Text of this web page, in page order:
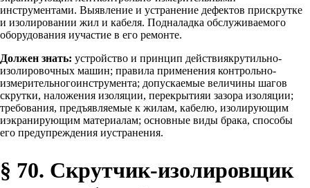
инструментами. Выявление и устранение дефектов прискрутке
и изолировании жил и кабеля. Подналадка обслуживаемого
оборудования иучастие в его ремонте.
Должен знать: устройство и принцип действиякрутильно-
изолировочных машин; правила применения контрольно-
измерительногоинструмента; допускаемые величины шагов
скрутки, наложения изоляции, перекрытияи зазора изоляции;
требования, предъявляемые к жилам, кабелю, изолирующим
иэкранирующим материалам; основные виды брака, способы
его предупреждения иустранения.
§ 70. Скрутчик-изолировщик